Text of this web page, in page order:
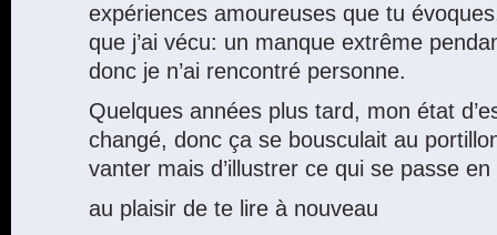
expériences amoureuses que tu
que j’ai vécu: un manque extrême
donc je n’ai rencontré personne.
Quelques années plus tard, mon état
changé, donc ça se bousculait au
vanter mais d’illustrer ce qui se passe
au plaisir de te lire à nouveau